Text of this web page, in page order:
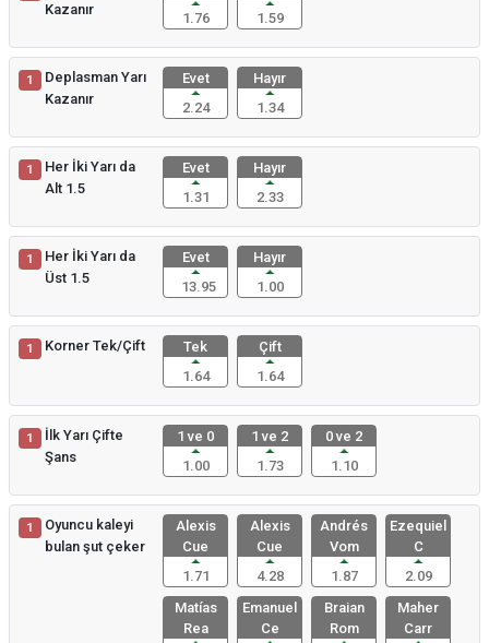
Kazanır
1.76
1.59
1
Deplasman Yarı
Kazanır
Evet
2.24
Hayır
1.34
1
Her İki Yarı da
Alt 1.5
Evet
1.31
Hayır
2.33
1
Her İki Yarı da
Üst 1.5
Evet
13.95
Hayır
1.00
1 Korner Tek/Çift
Tek
1.64
Çift
1.64
1
İlk Yarı Çifte
Şans
1 ve 0
1.00
1 ve 2
1.73
0 ve 2
1.10
1
Oyuncu kaleyi
bulan şut çeker
Alexis
Cue
1.71
Alexis
Cue
4.28
Andrés
Vom
1.87
Ezequiel
C
2.09
Matías
Rea
Emanuel
Ce
Braian
Rom
Maher
Carr